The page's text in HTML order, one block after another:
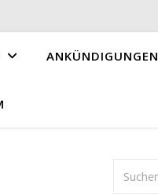
ANKÜNDIGUNGEN